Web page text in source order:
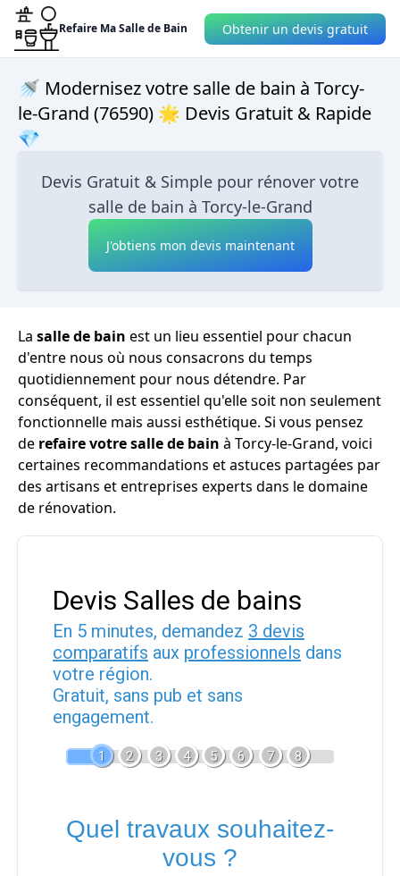
Refaire Ma Salle de Bain Obtenir un devis gratuit
🚿 Modernisez votre salle de bain à Torcy-
le-Grand (76590) 🌟 Devis Gratuit & Rapide
💎
Devis Gratuit & Simple pour rénover votre
salle de bain à Torcy-le-Grand
J'obtiens mon devis maintenant
La salle de bain est un lieu essentiel pour chacun
d'entre nous où nous consacrons du temps
quotidiennement pour nous détendre. Par
conséquent, il est essentiel qu'elle soit non seulement
fonctionnelle mais aussi esthétique. Si vous pensez
de refaire votre salle de bain à Torcy-le-Grand, voici
certaines recommandations et astuces partagées par
des artisans et entreprises experts dans le domaine
de rénovation.
Devis Salles de bains
En 5 minutes, demandez 3 devis
comparatifs aux professionnels dans
votre région.
Gratuit, sans pub et sans
engagement.
1 2 3 4 5 6 7 8
Quel travaux souhaitez-
vous ?